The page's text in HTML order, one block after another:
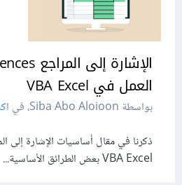
العمل في VBA Excel
بواسطة Siba Abo Aloioon، في
VBA Excel بعض الطرائق الأساسية...